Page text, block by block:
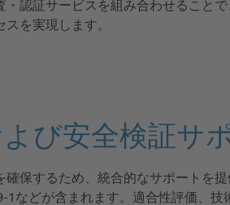
認証サービスを組み合わせること
を実現します。
び安全検証サ
保するため、統合的なサポートを
などが含まれます。適合性評価、